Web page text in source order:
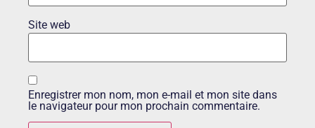
Site web
Enregistrer mon nom, mon e-mail et mon site dans
le navigateur pour mon prochain commentaire.